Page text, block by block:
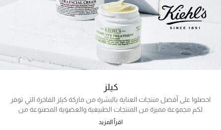
جديد في الخصومات
مزيد من التخفيضات
النساء
الجمال
كيلز
احصلوا على أفضل منتجات العناية بالبشرة من ماركة كيلز الفاخرة التي توفر
لكم مجموعة مميزة من المنتجات الطبيعية والعضوية المصنوعة من
أفضل المواد الصحية وأعلاها جودة، ويمكنكم من خلال موقع بلومينغديلز
اقرأ المزيد